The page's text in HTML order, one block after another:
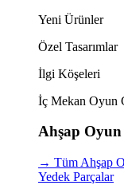
Yeni Ürünler
Özel Tasarımlar
İlgi Köşeleri
İç Mekan Oyun
Ahşap Oyun
→ Tüm Ahşap
Yedek Parçalar